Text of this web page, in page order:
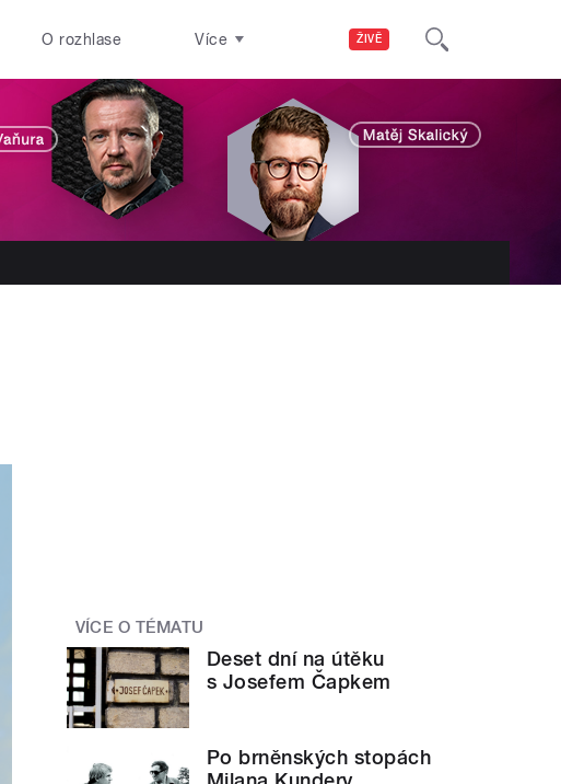
ŽIVĚ
O rozhlase Více
VÍCE O TÉMATU
Deset dní na útěku
s Josefem Čapkem
Po brněnských stopách